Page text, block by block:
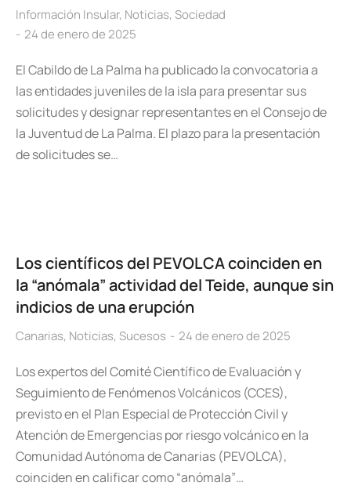
Información Insular, Noticias, Sociedad
24 de enero de 2025
El Cabildo de La Palma ha publicado la convocatoria a
las entidades juveniles de la isla para presentar sus
solicitudes y designar representantes en el Consejo de
la Juventud de La Palma. El plazo para la presentación
de solicitudes se…
Los científicos del PEVOLCA coinciden en
la “anómala” actividad del Teide, aunque sin
indicios de una erupción
Canarias, Noticias, Sucesos 24 de enero de 2025
Los expertos del Comité Científico de Evaluación y
Seguimiento de Fenómenos Volcánicos (CCES),
previsto en el Plan Especial de Protección Civil y
Atención de Emergencias por riesgo volcánico en la
Comunidad Autónoma de Canarias (PEVOLCA),
coinciden en calificar como “anómala”…